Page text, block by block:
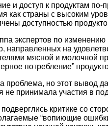
и доступ к продуктам
как страны с высоким
доступностью
экспертов по
направленных на
мясной и молочной
потребление”
проблема, но этот вывод
принимала участия в
критике со
“вопиющие